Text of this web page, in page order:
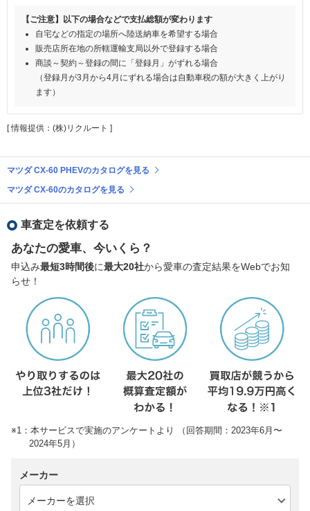
【ご注意】以下の場合などで支払総額が変わります
自宅などの指定の場所へ陸送納車を希望する場合
販売店所在地の所轄運輸支局以外で登録する場合
商談～契約～登録の間に「登録月」がずれる場合
（登録月が3月から4月にずれる場合は自動車税の額が大きく上がり
ます）
[ 情報提供：(株)リクルート ]
マツダ CX-60 PHEVのカタログを見る
マツダ CX-60のカタログを見る
車査定を依頼する
あなたの愛車、今いくら？
申込み最短3時間後に最大20社から愛車の査定結果をWebでお知
らせ！
※1：本サービスで実施のアンケートより （回答期間：2023年6月〜
2024年5月）
メーカー